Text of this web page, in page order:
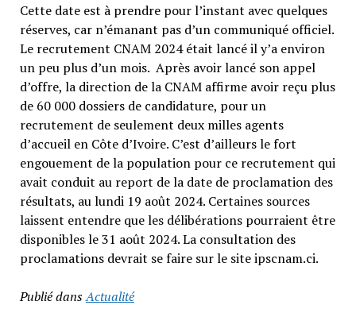
Cette date est à prendre pour l’instant avec quelques
réserves, car n’émanant pas d’un communiqué officiel.
Le recrutement CNAM 2024 était lancé il y’a environ
un peu plus d’un mois. Après avoir lancé son appel
d’offre, la direction de la CNAM affirme avoir reçu plus
de 60 000 dossiers de candidature, pour un
recrutement de seulement deux milles agents
d’accueil en Côte d’Ivoire. C’est d’ailleurs le fort
engouement de la population pour ce recrutement qui
avait conduit au report de la date de proclamation des
résultats, au lundi 19 août 2024. Certaines sources
laissent entendre que les délibérations pourraient être
disponibles le 31 août 2024. La consultation des
proclamations devrait se faire sur le site ipscnam.ci.
Publié dansActualité